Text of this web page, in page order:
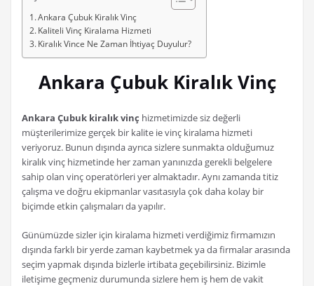
Ankara Çubuk Kiralık Vinç
Kaliteli Vinç Kiralama Hizmeti
Kiralık Vince Ne Zaman İhtiyaç Duyulur?
Ankara Çubuk Kiralık Vinç
Ankara Çubuk kiralık vinç hizmetimizde siz değerli
müşterilerimize gerçek bir kalite ie vinç kiralama hizmeti
veriyoruz. Bunun dışında ayrıca sizlere sunmakta olduğumuz
kiralık vinç hizmetinde her zaman yanınızda gerekli belgelere
sahip olan vinç operatörleri yer almaktadır. Aynı zamanda titiz
çalışma ve doğru ekipmanlar vasıtasıyla çok daha kolay bir
biçimde etkin çalışmaları da yapılır.
Günümüzde sizler için kiralama hizmeti verdiğimiz firmamızın
dışında farklı bir yerde zaman kaybetmek ya da firmalar arasında
seçim yapmak dışında bizlerle irtibata geçebilirsiniz. Bizimle
iletişime geçmeniz durumunda sizlere hem iş hem de vakit